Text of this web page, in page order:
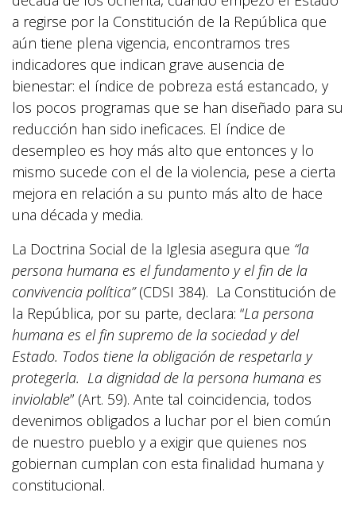
a regirse por la Constitución de la República que
aún tiene plena vigencia, encontramos tres
indicadores que indican grave ausencia de
bienestar: el índice de pobreza está estancado, y
los pocos programas que se han diseñado para su
reducción han sido ineficaces. El índice de
desempleo es hoy más alto que entonces y lo
mismo sucede con el de la violencia, pese a cierta
mejora en relación a su punto más alto de hace
una década y media.
La Doctrina Social de la Iglesia asegura que “la
persona humana es el fundamento y el fin de la
convivencia política”(CDSI 384). La Constitución de
la República, por su parte, declara: “La persona
humana es el fin supremo de la sociedad y del
Estado. Todos tiene la obligación de respetarla y
protegerla. La dignidad de la persona humana es
inviolable” (Art. 59). Ante tal coincidencia, todos
devenimos obligados a luchar por el bien común
de nuestro pueblo y a exigir que quienes nos
gobiernan cumplan con esta finalidad humana y
constitucional.